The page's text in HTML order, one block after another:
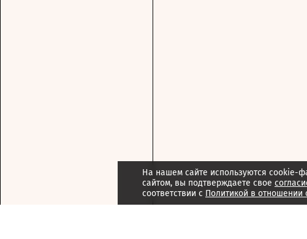
На нашем сайте используются cookie-
сайтом, вы подтверждаете свое
соответствии с Политикой в отношении